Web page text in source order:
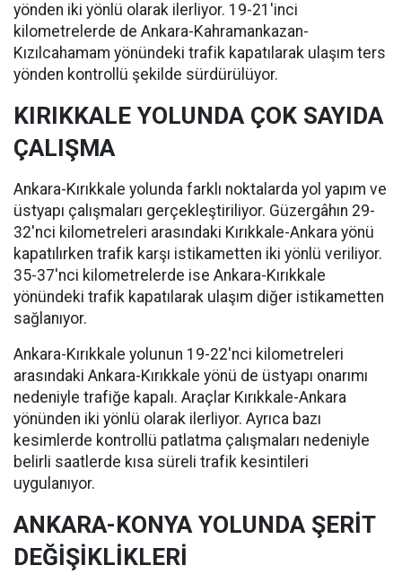
yönden iki yönlü olarak ilerliyor. 19-21'inci
kilometrelerde de Ankara-Kahramankazan-
Kızılcahamam yönündeki trafik kapatılarak ulaşım ters
yönden kontrollü şekilde sürdürülüyor.
KIRIKKALE YOLUNDA ÇOK SAYIDA
ÇALIŞMA
Ankara-Kırıkkale yolunda farklı noktalarda yol yapım ve
üstyapı çalışmaları gerçekleştiriliyor. Güzergâhın 29-
32'nci kilometreleri arasındaki Kırıkkale-Ankara yönü
kapatılırken trafik karşı istikametten iki yönlü veriliyor.
35-37'nci kilometrelerde ise Ankara-Kırıkkale
yönündeki trafik kapatılarak ulaşım diğer istikametten
sağlanıyor.
Ankara-Kırıkkale yolunun 19-22'nci kilometreleri
arasındaki Ankara-Kırıkkale yönü de üstyapı onarımı
nedeniyle trafiğe kapalı. Araçlar Kırıkkale-Ankara
yönünden iki yönlü olarak ilerliyor. Ayrıca bazı
kesimlerde kontrollü patlatma çalışmaları nedeniyle
belirli saatlerde kısa süreli trafik kesintileri
uygulanıyor.
ANKARA-KONYA YOLUNDA ŞERİT
DEĞİŞİKLİKLERİ